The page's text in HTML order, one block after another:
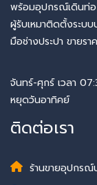
พร้อมอุปกรณ์เดินท่อ
ผู้รับเหมาติดตั้งระบบ
มือช่างประปา ขายรา
จันทร์-ศุกร์ เวลา
หยุดวันอาทิคย์
ติดต่อเรา
ร้านขายอุปกร